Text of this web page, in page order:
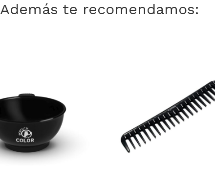
Además te recomendamos: